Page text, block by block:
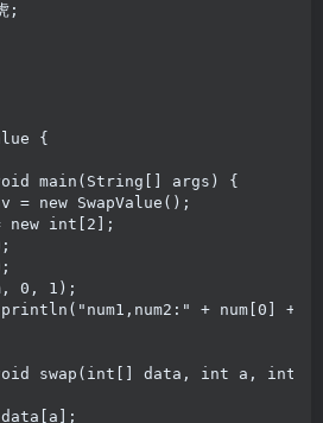
;
{
main(String[] args) {
= new SwapValue();
new int[2];
0, 1);
+ num[0] +
swap(int[] data, int a, int